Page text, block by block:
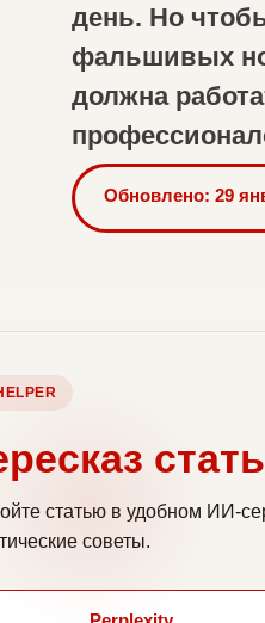
день. Но
фальшивых
должна
Обновлено: 29
статью в удобном ИИ-
советы.